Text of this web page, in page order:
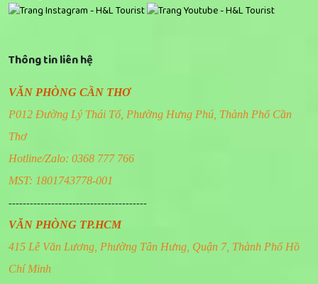
Thông tin liên hệ
VĂN PHÒNG CẦN THƠ
P012 Đường Lý Thái Tổ, Phường Hưng Phú, Thành Phố Cần
Thơ
Hotline/Zalo: 0368 777 766
MST: 1801743778-001
---------------------------------------
VĂN PHÒNG TP.HCM
415 Lê Văn Lương, Phường Tân Hưng, Quận 7, Thành Phố Hồ
Chí Minh